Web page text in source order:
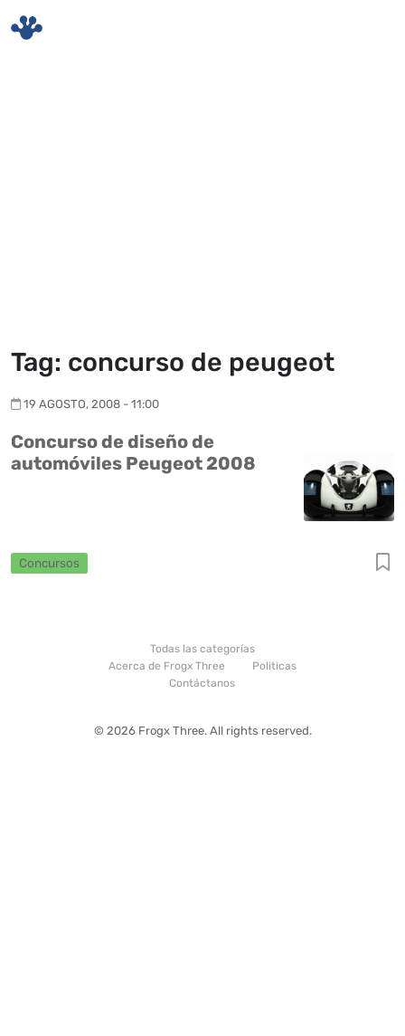
Tag: concurso de peugeot
19 AGOSTO, 2008 - 11:00
Concurso de diseño de
automóviles Peugeot 2008
Concursos
Todas las categorías
Acerca de Frogx Three
Politicas
Contáctanos
© 2026 Frogx Three. All rights reserved.